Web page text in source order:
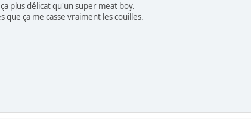
plus délicat qu'un super meat boy.
que ça me casse vraiment les couilles.